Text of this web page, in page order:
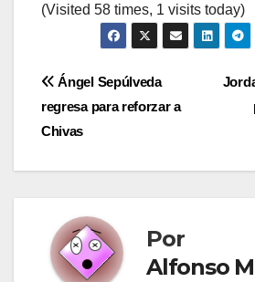
(Visited 58 times, 1 visits today)
Navegación
de
entradas
Ángel Sepúlveda
regresa para reforzar a
Chivas
Por
Alfonso